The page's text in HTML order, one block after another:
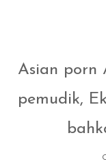
Asian porn
pemudik,